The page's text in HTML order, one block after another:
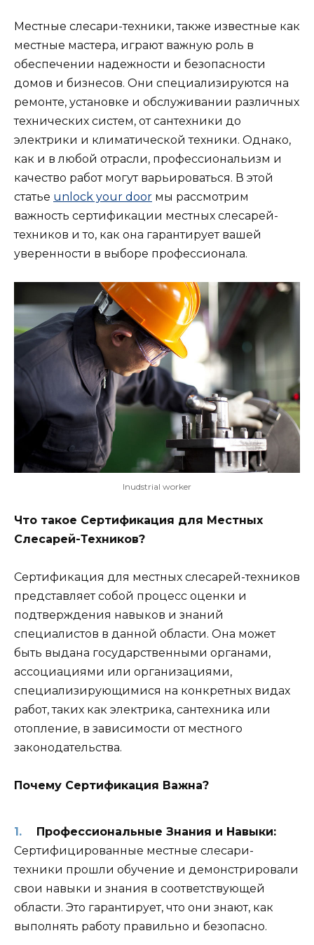
Местные слесари-техники, также известные как
местные мастера, играют важную роль в
обеспечении надежности и безопасности
домов и бизнесов. Они специализируются на
ремонте, установке и обслуживании различных
технических систем, от сантехники до
электрики и климатической техники. Однако,
как и в любой отрасли, профессиональизм и
качество работ могут варьироваться. В этой
статье unlock your door мы рассмотрим
важность сертификации местных слесарей-
техников и то, как она гарантирует вашей
уверенности в выборе профессионала.
Inudstrial worker
Что такое Сертификация для Местных
Слесарей-Техников?
Сертификация для местных слесарей-техников
представляет собой процесс оценки и
подтверждения навыков и знаний
специалистов в данной области. Она может
быть выдана государственными органами,
ассоциациями или организациями,
специализирующимися на конкретных видах
работ, таких как электрика, сантехника или
отопление, в зависимости от местного
законодательства.
Почему Сертификация Важна?
Профессиональные Знания и Навыки:
Сертифицированные местные слесари-
техники прошли обучение и демонстрировали
свои навыки и знания в соответствующей
области. Это гарантирует, что они знают, как
выполнять работу правильно и безопасно.